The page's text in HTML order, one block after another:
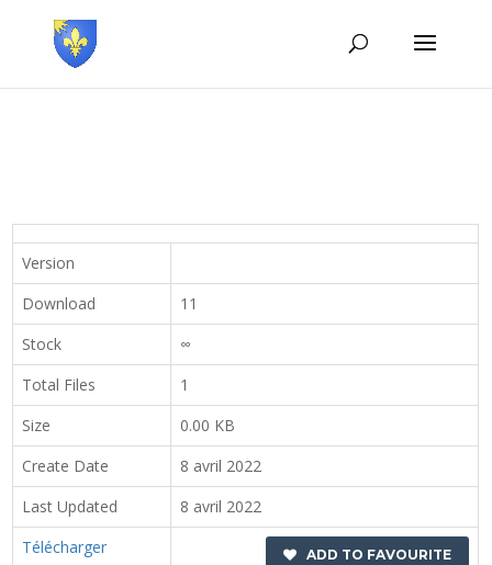
Version
Download
11
Stock
∞
Total Files
1
Size
0.00 KB
Create Date
8 avril 2022
Last Updated
8 avril 2022
Télécharger
ADD TO FAVOURITE